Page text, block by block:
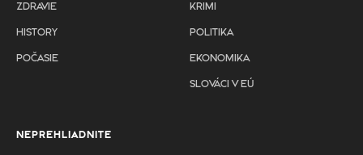
ZDRAVIE
HISTORY
POČASIE
KRIMI
POLITIKA
EKONOMIKA
SLOVÁCI V EÚ
NEPREHLIADNITE